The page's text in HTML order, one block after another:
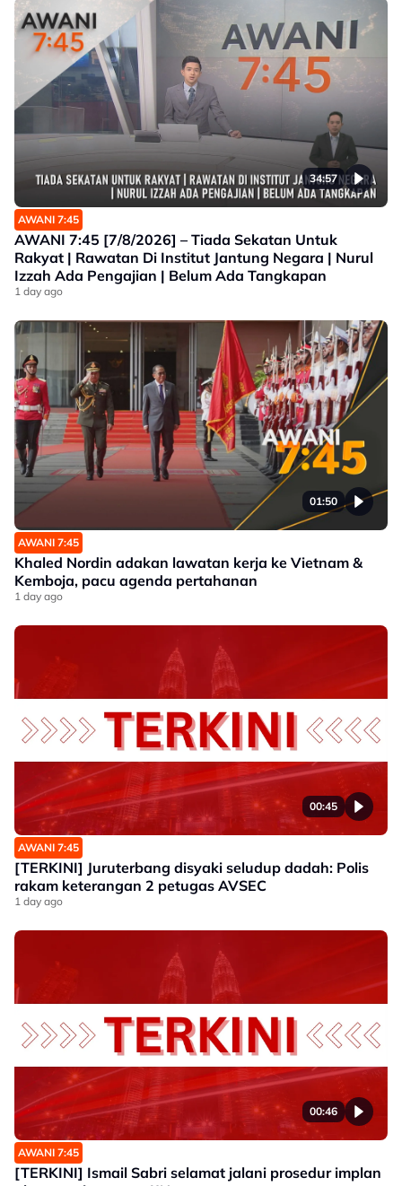
34:57
AWANI 7:45
AWANI 7:45 [7/8/2026] – Tiada Sekatan Untuk
Rakyat | Rawatan Di Institut Jantung Negara | Nurul
Izzah Ada Pengajian | Belum Ada Tangkapan
1 day ago
01:50
AWANI 7:45
Khaled Nordin adakan lawatan kerja ke Vietnam &
Kemboja, pacu agenda pertahanan
1 day ago
00:45
AWANI 7:45
[TERKINI] Juruterbang disyaki seludup dadah: Polis
rakam keterangan 2 petugas AVSEC
1 day ago
00:46
AWANI 7:45
[TERKINI] Ismail Sabri selamat jalani prosedur implan